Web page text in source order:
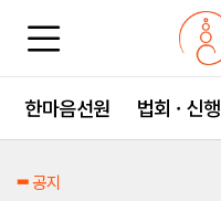
한마음선원 법회 · 신행
공지